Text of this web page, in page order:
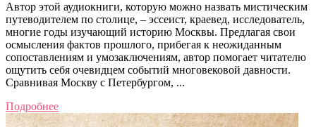
Автор этой аудиокниги, которую можно назвать мистическим
путеводителем по столице, – эссеист, краевед, исследователь,
многие годы изучающий историю Москвы. Предлагая свои
осмысления фактов прошлого, прибегая к неожиданным
сопоставлениям и умозаключениям, автор помогает читателю
ощутить себя очевидцем событий многовековой давности.
Сравнивая Москву с Петербургом, ...
Подробнее